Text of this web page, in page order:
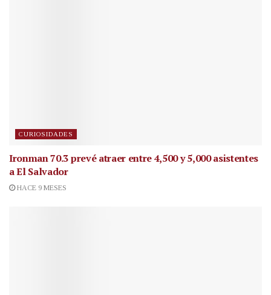
CURIOSIDADES
Ironman 70.3 prevé atraer entre 4,500 y 5,000 asistentes
a El Salvador
HACE 9 MESES